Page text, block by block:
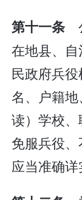
第十一条
在地县、
民政府兵
名、户籍
读）学校
免服兵役
应当准确详